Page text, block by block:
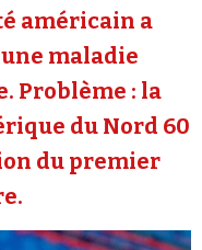
américain a
maladie
Problème : la
du Nord 60
du premier